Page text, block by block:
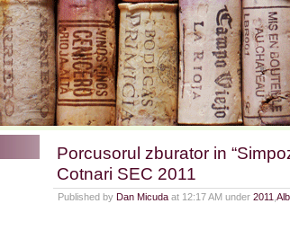
Porcusorul zburator in
Cotnari SEC 2011
Published by Dan Micuda at 12:17 AM under 2011 Alb